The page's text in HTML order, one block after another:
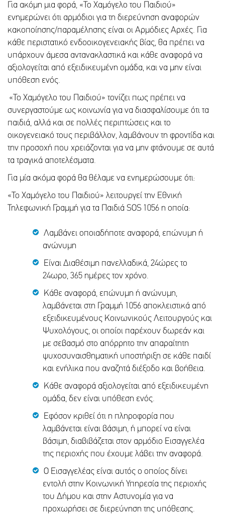
Για ακόμη μια φορά, «Το Χαμόγελο του Παιδιού»
ενημερώνει ότι αρμόδιοι για τη διερεύνηση αναφορών
κακοποίησης/παραμέλησης είναι οι Αρμόδιες Αρχές. Για
κάθε περιστατικό ενδοοικογενειακής βίας, θα πρέπει να
υπάρχουν άμεσα αντανακλαστικά και κάθε αναφορά να
αξιολογείται από εξειδικευμένη ομάδα, και να μην είναι
υπόθεση ενός.
«Το Χαμόγελο του Παιδιού» τονίζει πως πρέπει να
συνεργαστούμε ως κοινωνία για να διασφαλίσουμε ότι τα
παιδιά, αλλά και σε πολλές περιπτώσεις και το
οικογενειακό τους περιβάλλον, λαμβάνουν τη φροντίδα και
την προσοχή που χρειάζονται για να μην φτάνουμε σε αυτά
τα τραγικά αποτελέσματα.
Για μία ακόμα φορά θα θέλαμε να ενημερώσουμε ότι:
«Το Χαμόγελο του Παιδιού» λειτουργεί την Εθνική
Τηλεφωνική Γραμμή για τα Παιδιά SOS 1056 η οποία:
Λαμβάνει οποιαδήποτε αναφορά, επώνυμη ή
ανώνυμη
Είναι Διαθέσιμη πανελλαδικά, 24ώρες το
24ωρο, 365 ημέρες τον χρόνο.
Κάθε αναφορά, επώνυμη ή ανώνυμη,
λαμβάνεται στη Γραμμή 1056 αποκλειστικά από
εξειδικευμένους Κοινωνικούς Λειτουργούς και
Ψυχολόγους, οι οποίοι παρέχουν δωρεάν και
με σεβασμό στο απόρρητο την απαραίτητη
ψυχοσυναισθηματική υποστήριξη σε κάθε παιδί
και ενήλικα που αναζητά διέξοδο και βοήθεια.
Κάθε αναφορά αξιολογείται από εξειδικευμένη
ομάδα, δεν είναι υπόθεση ενός.
Εφόσον κριθεί ότι η πληροφορία που
λαμβάνεται είναι βάσιμη, ή μπορεί να είναι
βάσιμη, διαβιβάζεται στον αρμόδιο Εισαγγελέα
της περιοχής που έχουμε λάβει την αναφορά.
Ο Εισαγγελέας είναι αυτός ο οποίος δίνει
εντολή στην Κοινωνική Υπηρεσία της περιοχής
του Δήμου και στην Αστυνομία για να
προχωρήσει σε διερεύνηση της υπόθεσης.